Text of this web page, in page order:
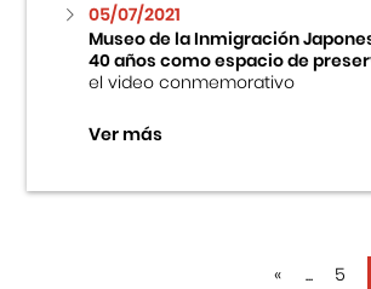
05/07/2021
Museo de la Inmigración
40 años como espacio de
el video conmemorativo
Ver más
« ... 5